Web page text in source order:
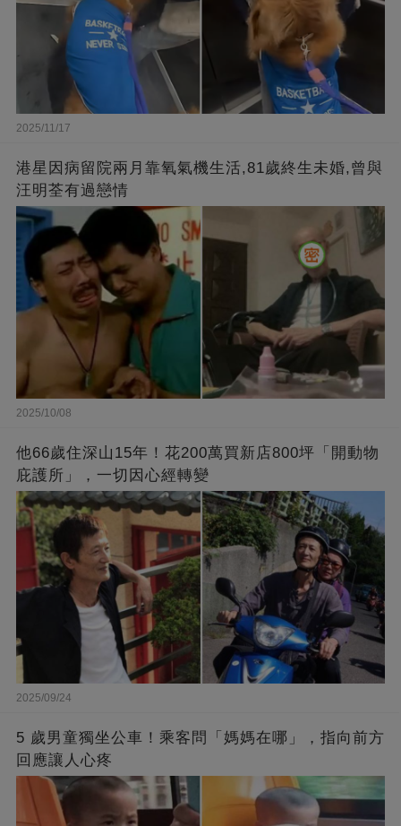
2025/11/17
港星因病留院兩月靠氧氣機生活,81歲終生未婚,曾與
汪明荃有過戀情
2025/10/08
他66歲住深山15年！花200萬買新店800坪「開動物
庇護所」，一切因心經轉變
2025/09/24
5 歲男童獨坐公車！乘客問「媽媽在哪」，指向前方
回應讓人心疼